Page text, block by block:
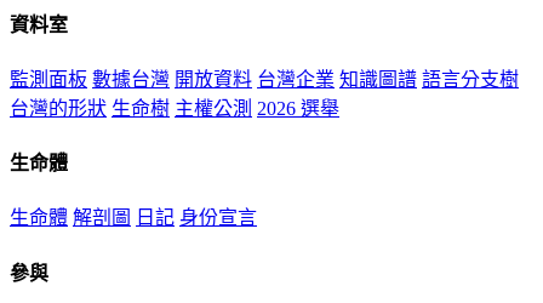
資料室
監測面板 數據台灣 開放資料 台灣企業 知識圖譜 語言分支樹
台灣的形狀 生命樹 主權公測 2026 選舉
生命體
生命體 解剖圖 日記 身份宣言
參與